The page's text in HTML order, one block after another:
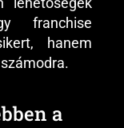
franchise
hanem
a